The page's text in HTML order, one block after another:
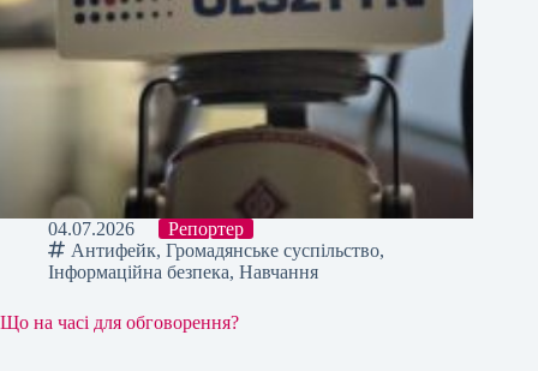
04.07.2026
Репортер
Антифейк, Громадянське суспільство,
Інформаційна безпека, Навчання
Що на часі для обговорення?